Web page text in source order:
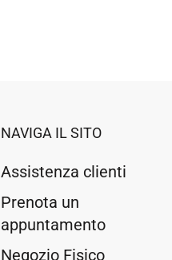
NAVIGA IL SITO
Assistenza clienti
Prenota un
appuntamento
Negozio Fisico